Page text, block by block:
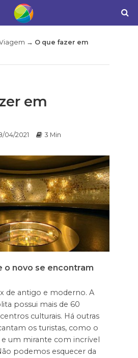
→ O que fazer em
em
04/2021 3 Min
o novo se encontram
de antigo e moderno. A
possui mais de 60
culturais. Há outras
os turistas, como o
um mirante com incrível
podemos esquecer da